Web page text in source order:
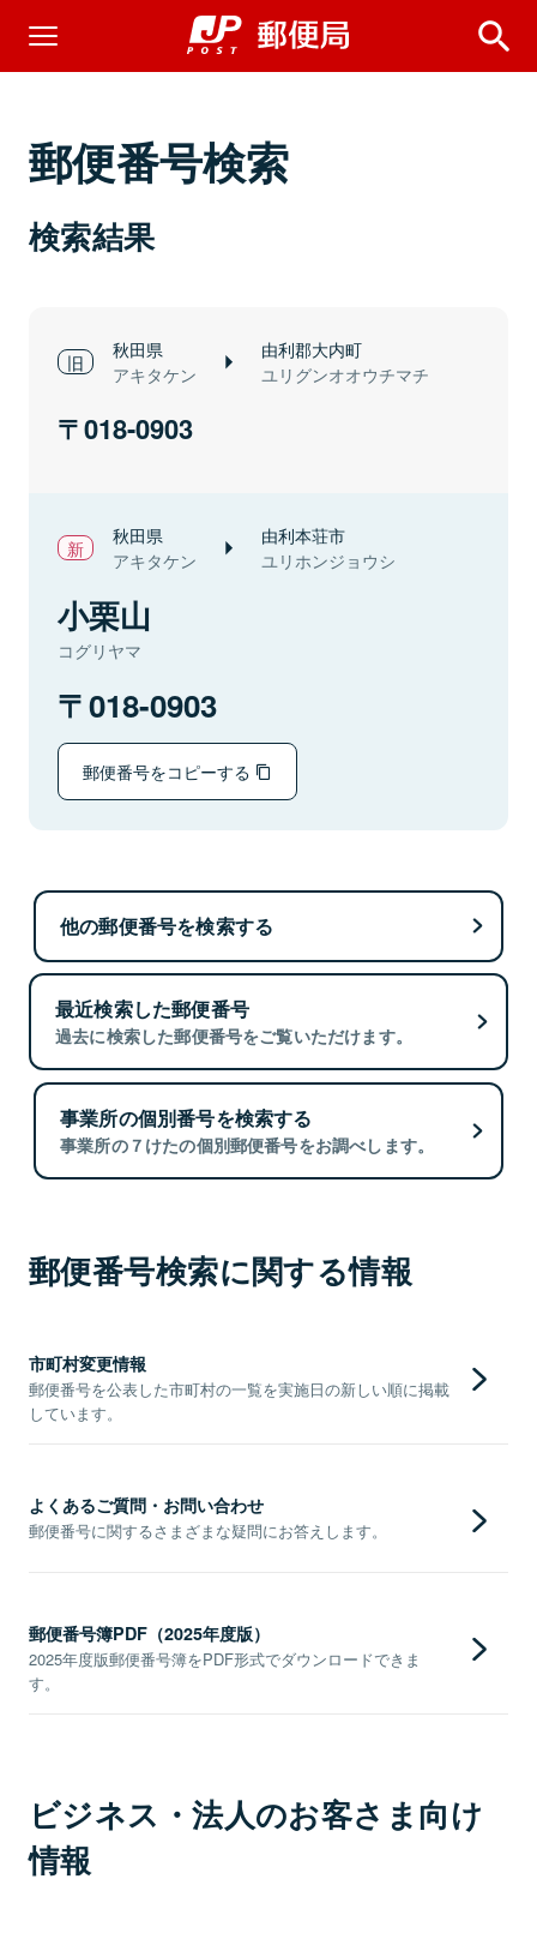
郵便番号検索
検索結果
秋田県
アキタケン
由利郡大内町
ユリグンオオウチマチ
018-0903
秋田県
アキタケン
由利本荘市
ユリホンジョウシ
小栗山
コグリヤマ
018-0903
郵便番号をコピーする
他の郵便番号を検索する
最近検索した郵便番号
過去に検索した郵便番号をご覧いただけます。
事業所の個別番号を検索する
事業所の７けたの個別郵便番号をお調べします。
郵便番号検索に関する情報
市町村変更情報
郵便番号を公表した市町村の一覧を実施日の新しい順に掲載
しています。
よくあるご質問・お問い合わせ
郵便番号に関するさまざまな疑問にお答えします。
郵便番号簿PDF（2025年度版）
2025年度版郵便番号簿をPDF形式でダウンロードできま
す。
ビジネス・法人のお客さま向け
情報